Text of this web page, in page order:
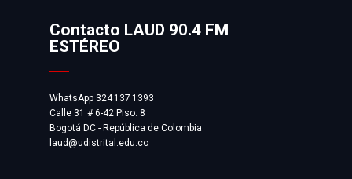
Contacto LAUD 90.4 FM
ESTÉREO
WhatsApp 324 137 1393
Calle 31 # 6-42 Piso: 8
Bogotá DC - República de Colombia
laud@udistrital.edu.co